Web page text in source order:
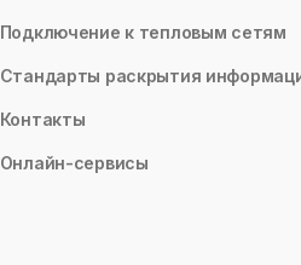
Подключение к тепловым сетям
Стандарты раскрытия
Контакты
Онлайн-сервисы